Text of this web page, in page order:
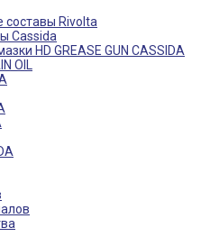
составы Rivolta
Cassida
HD GREASE GUN CASSIDA
OIL